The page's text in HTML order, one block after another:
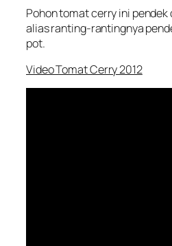
Pohon tomat cerry ini
alias ranting-rantingnya
pot.
Video Tomat Cerry 2012